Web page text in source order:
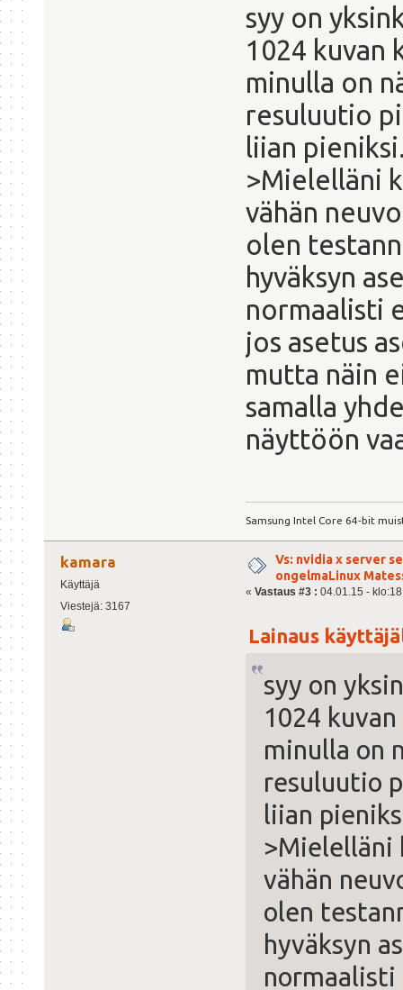
syy on
1024 kuvan
minulla on
resuluutio
liian
>Mielelläni
vähän
olen
hyväksyn
normaalisti
jos asetus
mutta näin
samalla
näyttöön
Samsung Intel Core 64-bit
kamara
Käyttäjä
Viestejä: 3167
Vs: nvidia x server
ongelmaLinux
« Vastaus #3 : 04.01.15 -
Lainaus
syy on
1024
minulla on
resuluutio
liian
>Mielelläni
vähän
olen
hyväksyn
normaalisti